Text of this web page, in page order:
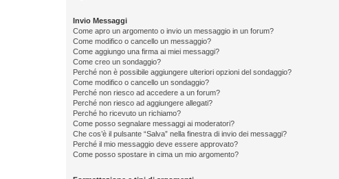
Invio Messaggi
Come apro un argomento o invio un messaggio in un forum?
Come modifico o cancello un messaggio?
Come aggiungo una firma ai miei messaggi?
Come creo un sondaggio?
Perché non è possibile aggiungere ulteriori opzioni del sondaggio?
Come modifico o cancello un sondaggio?
Perché non riesco ad accedere a un forum?
Perché non riesco ad aggiungere allegati?
Perché ho ricevuto un richiamo?
Come posso segnalare messaggi ai moderatori?
Che cos’è il pulsante “Salva” nella finestra di invio dei messaggi?
Perché il mio messaggio deve essere approvato?
Come posso spostare in cima un mio argomento?